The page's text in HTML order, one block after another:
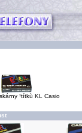
¹títkù KL Casio